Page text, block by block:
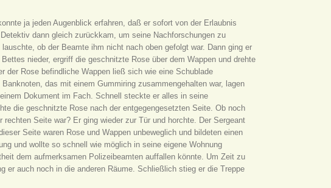
ja jeden Augenblick erfahren, daß er sofort von der Erlaubnis
dann gleich zurückkam, um seine Nachforschungen zu
ob der Beamte ihm nicht nach oben gefolgt war. Dann ging er
nieder, ergriff die geschnitzte Rose über dem Wappen und drehte
Rose befindliche Wappen ließ sich wie eine Schublade
das mit einem Gummiring zusammengehalten war, lagen
Dokument im Fach. Schnell steckte er alles in seine
die geschnitzte Rose nach der entgegengesetzten Seite. Ob noch
Seite war? Er ging wieder zur Tür und horchte. Der Sergeant
Seite waren Rose und Wappen unbeweglich und bildeten einen
und wollte so schnell wie möglich in seine eigene Wohnung
dem aufmerksamen Polizeibeamten auffallen könnte. Um Zeit zu
er auch noch in die anderen Räume. Schließlich stieg er die Treppe